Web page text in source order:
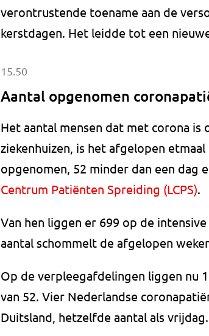
verontrustende toename aan de
kerstdagen. Het leidde tot een
15.50
Aantal opgenomen
Het aantal mensen dat met corona is
ziekenhuizen, is het afgelopen
opgenomen, 52 minder dan een dag
Centrum Patiënten Spreiding (LCPS).
Van hen liggen er 699 op de
aantal schommelt de afgelopen
Op de verpleegafdelingen liggen nu
van 52. Vier Nederlandse
Duitsland, hetzelfde aantal als vrijdag.